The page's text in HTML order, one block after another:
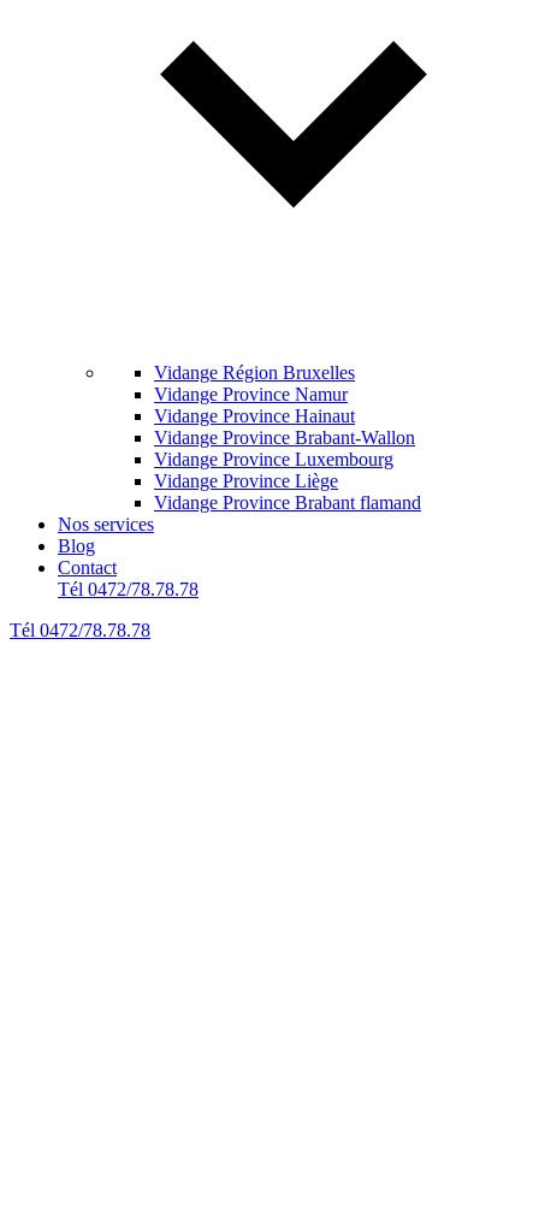
Vidange Région Bruxelles
Vidange Province Namur
Vidange Province Hainaut
Vidange Province Brabant-Wallon
Vidange Province Luxembourg
Vidange Province Liège
Vidange Province Brabant flamand
Nos services
Blog
Contact
Tél 0472/78.78.78
Tél 0472/78.78.78